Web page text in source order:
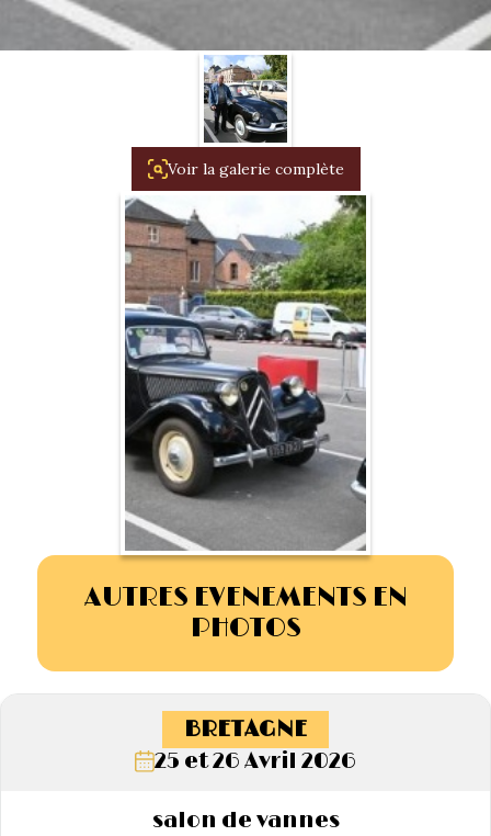
1934/1941
Evolution 11 –
1945/1952
Evolution 11 –
1952/1957
La 15/6 G –
1938/1947
La 15/6 D –
1947/1955
La 15/6 H –
1954/1956
Voir la galerie complète
AUTRES EVENEMENTS EN
PHOTOS
BRETAGNE
25 et 26 Avril 2026
salon de vannes